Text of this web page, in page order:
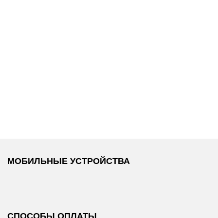
МОБИЛЬНЫЕ УСТРОЙСТВА
СПОСОБЫ ОПЛАТЫ